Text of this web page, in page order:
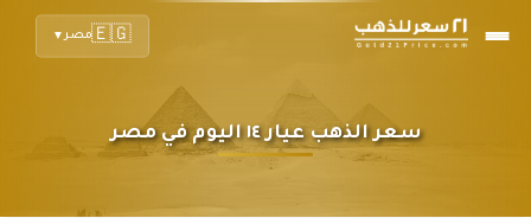
🇪🇬مصر▼
سعر الذهب عيار ١٤ اليوم في مصر